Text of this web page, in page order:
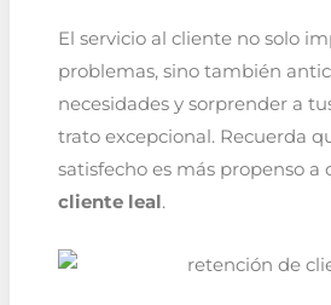
El servicio al cliente no solo
problemas, sino también
necesidades y sorprender a
trato excepcional. Recuerda
satisfecho es más propenso a
cliente leal.